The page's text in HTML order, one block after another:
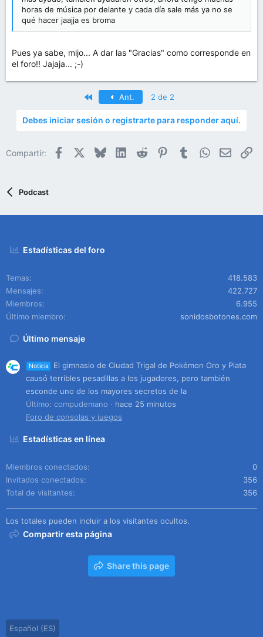
horas de música por delante y cada día sale más ya no se
qué hacer jaajja es broma
Pues ya sabe, mijo... A dar las "Gracias" como corresponde en
el foro!! Jajaja... ;-)
PrimeroAnt. 2 de 2
Debes iniciar sesión o registrarte para responder aquí.
Compartir: Facebook BlueskyLinkedIn
Reddit PinterestTumblrWhatsApp
Email
Podcast
Estadísticas del foro
Temas
418.583
Mensajes
422.727
Miembros
6.955
Último miembro
sonidosbotones.com
Último mensaje
Noticia
El gimnasio de Ciudad Trigal de Pokémon Oro y Plata
causó terribles pesadillas a los jugadores, pero también
esconde uno de los mayores secretos de la
Último: compudemano
hace 25 minutos
Foro de consolas y juegos
Estadísticas en línea
Miembros conectados
0
Invitados conectados
356
Total de visitantes
356
Los totales pueden incluir a los visitantes ocultos.
Compartir esta página
Share this page
Español (ES)